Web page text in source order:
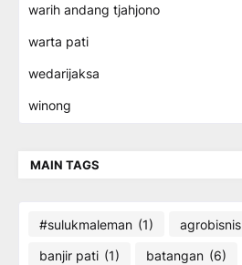
warih andang tjahjono
warta pati
wedarijaksa
winong
MAIN TAGS
#sulukmaleman (1) agrobisnis
banjir pati (1) batangan (6)